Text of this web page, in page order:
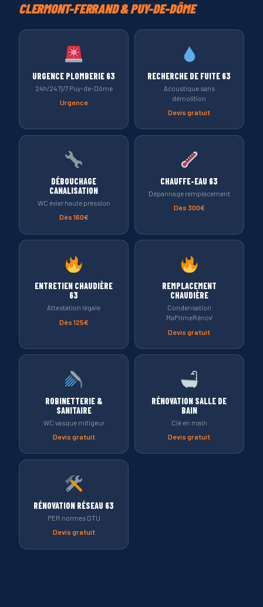
CLERMONT-FERRAND & PUY-DE-DÔME
URGENCE PLOMBERIE 63
24h/24 7j/7 Puy-de-Dôme
Urgence
RECHERCHE DE FUITE 63
Acoustique sans
démolition
Devis gratuit
DÉBOUCHAGE
CANALISATION
WC évier haute pression
Dès 160€
CHAUFFE-EAU 63
Dépannage remplacement
Dès 300€
ENTRETIEN CHAUDIÈRE
63
Attestation légale
Dès 125€
REMPLACEMENT
CHAUDIÈRE
Condensation
MaPrimeRénov'
Devis gratuit
ROBINETTERIE &
SANITAIRE
WC vasque mitigeur
Devis gratuit
RÉNOVATION SALLE DE
BAIN
Clé en main
Devis gratuit
RÉNOVATION RÉSEAU 63
PER normes DTU
Devis gratuit